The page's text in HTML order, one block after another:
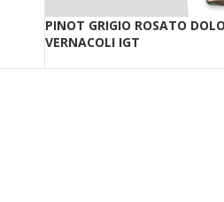
PINOT GRIGIO ROSATO
VERNACOLI IGT